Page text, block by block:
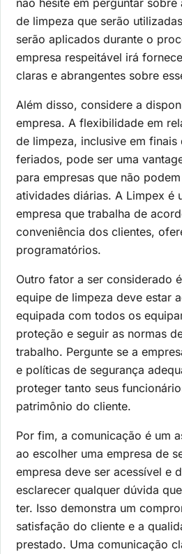
de limpeza que serão
serão aplicados durante o
empresa respeitável irá
claras e abrangentes sobre
Além disso, considere a
empresa. A flexibilidade em
de limpeza, inclusive em finais
feriados, pode ser uma
para empresas que não
atividades diárias. A Limpex é
empresa que trabalha de
conveniência dos clientes,
programatórios.
Outro fator a ser considerado
equipe de limpeza deve estar
equipada com todos os
proteção e seguir as normas
trabalho. Pergunte se a
e políticas de segurança
proteger tanto seus
patrimônio do cliente.
Por fim, a comunicação é um
ao escolher uma empresa de
empresa deve ser acessível e
esclarecer qualquer dúvida
ter. Isso demonstra um
satisfação do cliente e a
prestado. Uma comunicação